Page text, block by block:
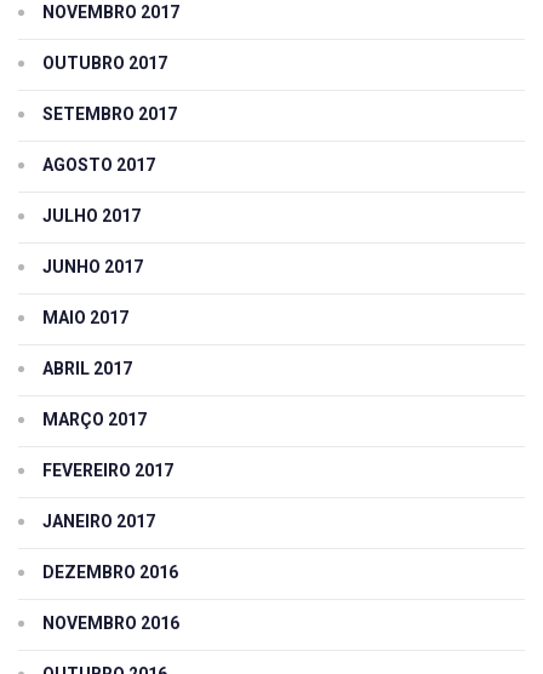
NOVEMBRO 2017
OUTUBRO 2017
SETEMBRO 2017
AGOSTO 2017
JULHO 2017
JUNHO 2017
MAIO 2017
ABRIL 2017
MARÇO 2017
FEVEREIRO 2017
JANEIRO 2017
DEZEMBRO 2016
NOVEMBRO 2016